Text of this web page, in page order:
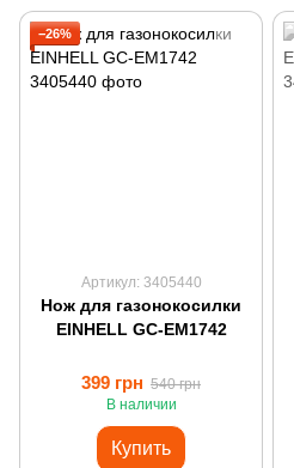
−26%
Артикул: 3405440
Нож для газонокосилки
EINHELL GC-EM1742
399 грн 540 грн
В наличии
Купить